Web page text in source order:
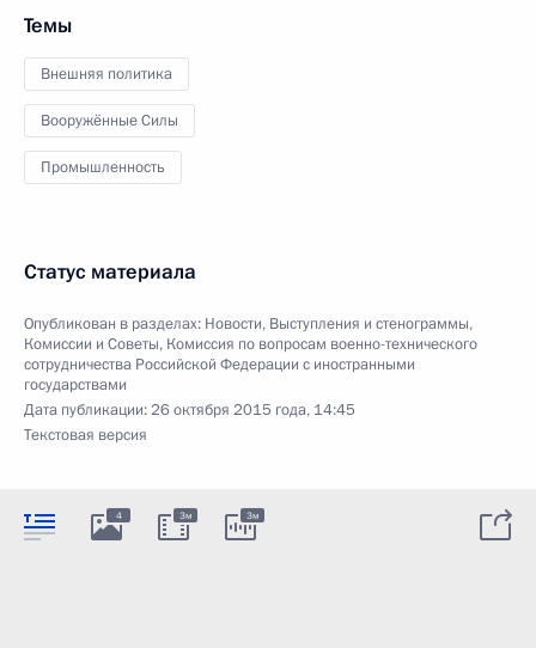
Темы
Внешняя политика
Вооружённые Силы
Промышленность
Статус материала
Опубликован в разделах: Новости, Выступления и стенограммы,
Комиссии и Советы, Комиссия по вопросам военно-технического
сотрудничества Российской Федерации с иностранными
государствами
Дата публикации:26 октября 2015 года, 14:45
Текстовая версия
4 3м 3м